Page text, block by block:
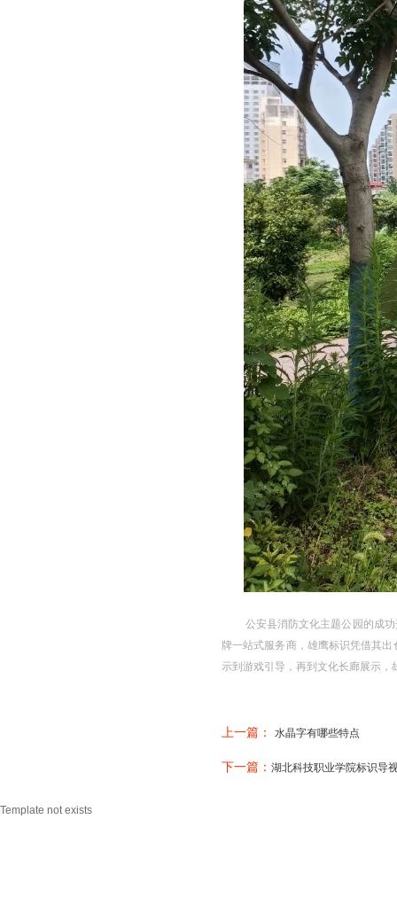
公安县消防文化主题公园的成
牌一站式服务商，雄鹰标识凭借其
示到游戏引导，再到文化长廊展示
上一篇： 水晶字有哪些特点
下一篇： 湖北科技职业学院标识导
Template not exists